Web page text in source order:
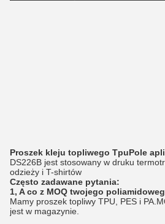
Proszek kleju topliwego TpuPole
DS226B jest stosowany w druku
odzieży i T-shirtów
Często zadawane pytania:
1, A co z MOQ twojego
Mamy proszek topliwy TPU, PES i
jest w magazynie.